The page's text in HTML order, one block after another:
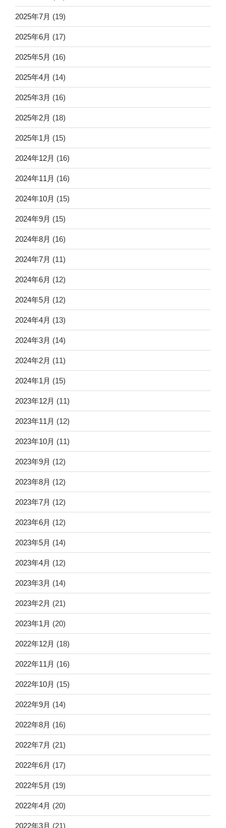
2025年7月 (19)
2025年6月 (17)
2025年5月 (16)
2025年4月 (14)
2025年3月 (16)
2025年2月 (18)
2025年1月 (15)
2024年12月 (16)
2024年11月 (16)
2024年10月 (15)
2024年9月 (15)
2024年8月 (16)
2024年7月 (11)
2024年6月 (12)
2024年5月 (12)
2024年4月 (13)
2024年3月 (14)
2024年2月 (11)
2024年1月 (15)
2023年12月 (11)
2023年11月 (12)
2023年10月 (11)
2023年9月 (12)
2023年8月 (12)
2023年7月 (12)
2023年6月 (12)
2023年5月 (14)
2023年4月 (12)
2023年3月 (14)
2023年2月 (21)
2023年1月 (20)
2022年12月 (18)
2022年11月 (16)
2022年10月 (15)
2022年9月 (14)
2022年8月 (16)
2022年7月 (21)
2022年6月 (17)
2022年5月 (19)
2022年4月 (20)
2022年3月 (21)